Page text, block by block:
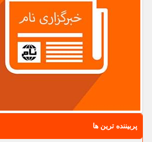
پربیننده ترین ها